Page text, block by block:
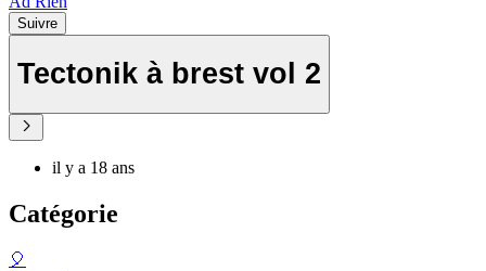
Suivre
Tectonik à brest vol 2
il y a 18 ans
Catégorie
🎈